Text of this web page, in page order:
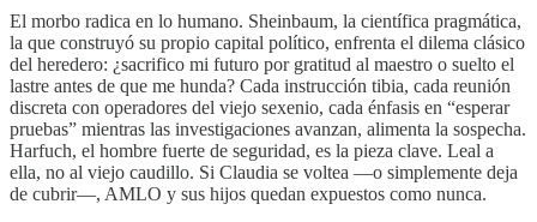
El morbo radica en lo humano. Sheinbaum, la científica pragmática,
la que construyó su propio capital político, enfrenta el dilema clásico
del heredero: ¿sacrifico mi futuro por gratitud al maestro o suelto el
lastre antes de que me hunda? Cada instrucción tibia, cada reunión
discreta con operadores del viejo sexenio, cada énfasis en “esperar
pruebas” mientras las investigaciones avanzan, alimenta la sospecha.
Harfuch, el hombre fuerte de seguridad, es la pieza clave. Leal a
ella, no al viejo caudillo. Si Claudia se voltea —o simplemente deja
de cubrir—, AMLO y sus hijos quedan expuestos como nunca.